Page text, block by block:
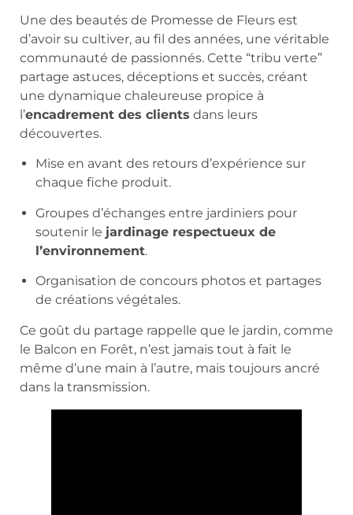
Une des beautés de Promesse de Fleurs est
d’avoir su cultiver, au fil des années, une véritable
communauté de passionnés. Cette “tribu verte”
partage astuces, déceptions et succès, créant
une dynamique chaleureuse propice à
l’encadrement des clients dans leurs
découvertes.
Mise en avant des retours d’expérience sur
chaque fiche produit.
Groupes d’échanges entre jardiniers pour
soutenir le jardinage respectueux de
l’environnement.
Organisation de concours photos et partages
de créations végétales.
Ce goût du partage rappelle que le jardin, comme
le Balcon en Forêt, n’est jamais tout à fait le
même d’une main à l’autre, mais toujours ancré
dans la transmission.